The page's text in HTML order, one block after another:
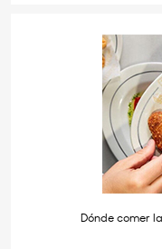
Dónde comer